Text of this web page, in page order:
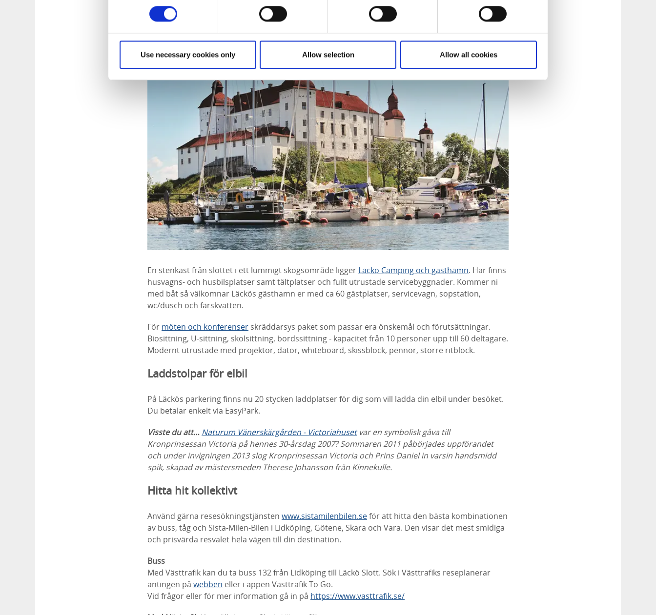
Use necessary cookies only Allow selection Allow all cookies
Behöver du rum för natten kan du somna gott i ett av naturums15 hotellrum
. De är tysta och
rogivande med naturlig inredning, sköna sängar och vacker utsikt över skog, slott eller
En stenkast från slottet i ett lummigt skogsområde ligger Läckö Camping och gästhamn. Här finns
husvagns- och husbilsplatser samt tältplatser och fullt utrustade servicebyggnader. Kommer ni
med båt så välkomnar Läckös gästhamn er med ca 60 gästplatser, servicevagn, sopstation,
wc/dusch och färskvatten.
För möten och konferenser skräddarsys paket som passar era önskemål och förutsättningar.
Biosittning, U-sittning, skolsittning, bordssittning - kapacitet från 10 personer upp till 60 deltagare.
Modernt utrustade med projektor, dator, whiteboard, skissblock, pennor, större ritblock.
Laddstolpar för elbil
På Läckös parkering finns nu 20 stycken laddplatser för dig som vill ladda din elbil under besöket.
Du betalar enkelt via EasyPark.
Visste du att… Naturum Vänerskärgården - Victoriahuset var en symbolisk gåva till
Kronprinsessan Victoria på hennes 30-årsdag 2007?Sommaren 2011 påbörjades uppförandet
och under invigningen 2013 slog Kronprinsessan Victoria och Prins Daniel in varsin handsmidd
spik, skapad av mästersmeden Therese Johansson från Kinnekulle.
Hitta hit kollektivt
Använd gärna resesökningstjänsten www.sistamilenbilen.seför att hitta den bästa kombinationen
av buss, tåg och Sista-Milen-Bilen i Lidköping, Götene, Skara och Vara. Den visar det mest smidiga
och prisvärda resvalet hela vägen till din destination.
Buss
Med Västtrafik kan du ta buss 132 från Lidköping till Läckö Slott. Sök i Västtrafiks reseplanerar
antingen på webben eller i appen Västtrafik To Go.
Vid frågor eller för mer information gå in på https://www.vasttrafik.se/